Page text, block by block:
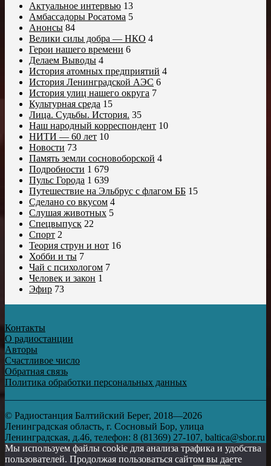
Актуальное интервью 13
Амбассадоры Росатома 5
Анонсы 84
Велики силы добра — НКО 4
Герои нашего времени 6
Делаем Выводы 4
История атомных предприятий 4
История Ленинградской АЭС 6
История улиц нашего округа 7
Культурная среда 15
Лица. Судьбы. История. 35
Наш народный корреспондент 10
НИТИ — 60 лет 10
Новости 73
Память земли сосновоборской 4
Подробности 1 679
Пульс Города 1 639
Путешествие на Эльбрус с флагом ББ 15
Сделано со вкусом 4
Слушая животных 5
Спецвыпуск 22
Спорт 2
Теория струн и нот 16
Хобби и ты 7
Чай с психологом 7
Человек и закон 1
Эфир 73
Контакты
О радиостанции
Авторы
Счастливое число
Обратная связь
Политика обработки персональных данных
© Радиостанция Балтийский Берег, 2018—2026
Ленинградская область, г. Сосновый Бор, улица
Ленинградская, д.46, телефон: 8 (81369) 27-107, baltica@sbor.ru
Мы используем файлы cookie для анализа трафика и удобства
пользователей. Продолжая пользоваться сайтом вы даете